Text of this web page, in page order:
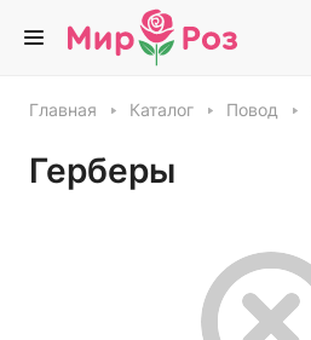
Главная Каталог Повод
Герберы